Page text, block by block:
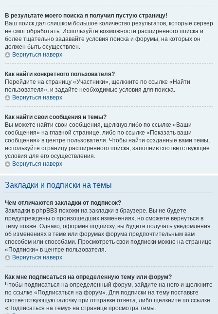
В результате моего поиска я получил пустую страницу!
Ваш поиск дал слишком большое количество результатов, которые сервер
не смог обработать. Используйте возможности расширенного поиска и
более тщательно задавайте условия поиска и форумы, на которых он
должен быть осуществлен.
Вернуться наверх
Как найти конкретного пользователя?
Перейдите на страницу «Участники», щелкните по ссылке «Найти
пользователя», и задайте необходимые условия для поиска.
Вернуться наверх
Как найти свои сообщения и темы?
Вы можете найти свои сообщения, щелкнув либо по ссылке «Ваши
сообщения» на главной странице, либо по ссылке «Показать ваши
сообщения» в центре пользователя. Чтобы найти созданные вами темы,
используйте страницу расширенного поиска, заполнив соответствующие
условия для его осуществления.
Вернуться наверх
Закладки и подписки на темы
Чем отличаются закладки от подписок?
Закладки в phpBB3 похожи на закладки в браузере. Вы не будете
предупреждены о произошедших изменениях, но сможете вернуться в
тему позже. Однако, оформив подписку, вы будете получать уведомления
об изменениях в теме или форумах форума предпочтительным вам
способом или способами. Просмотреть свои подписки можно на странице
«Подписки» в центре пользователя.
Вернуться наверх
Как мне подписаться на определенную тему или форум?
Чтобы подписаться на определенный форум, зайдите на него и щелкните
по ссылке «Подписаться на форум». Для подписки на тему поставьте
соответствующую галочку при отправке ответа, либо щелкните по ссылке
«Подписаться на тему» на странице просмотра темы.